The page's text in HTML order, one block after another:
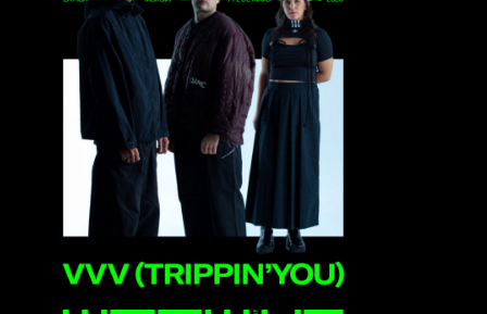
VVV (Trippin You)